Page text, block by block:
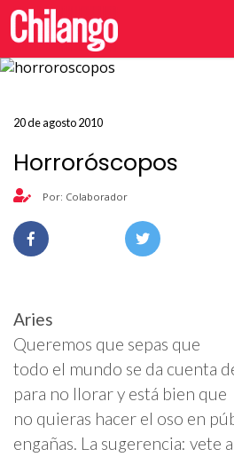
20 de agosto 2010
Horroróscopos
Por: Colaborador
Aries
Queremos que sepas que
todo el mundo se da cuenta
para no llorar y está bien que
no quieras hacer el oso en
engañas. La sugerencia: vete a